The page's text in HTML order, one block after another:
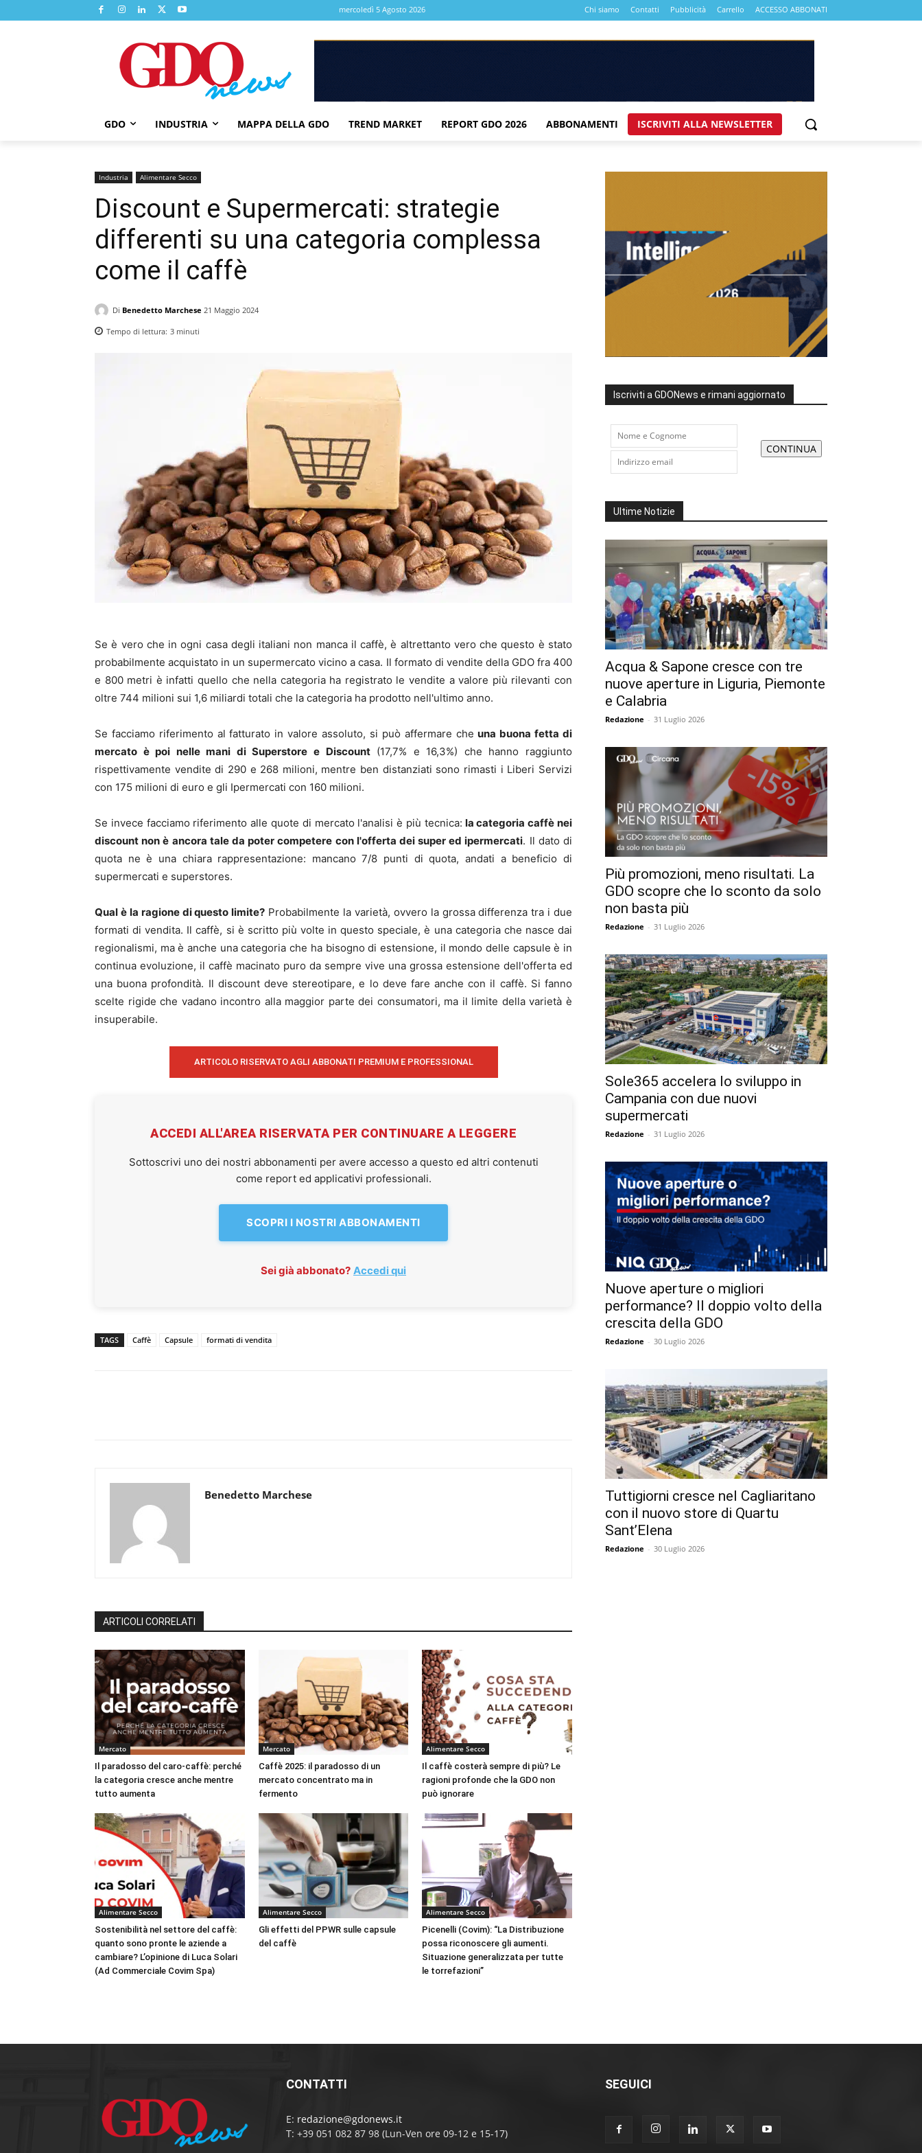
mercoledì 5 Agosto 2026 Chi siamo Contatti Pubblicità Carrello ACCESSO ABBONATI
GDO INDUSTRIA MAPPA DELLA GDO TREND MARKET REPORT GDO 2026 ABBONAMENTI ISCRIVITI ALLA NEWSLETTER
Industria Alimentare Secco
Discount e Supermercati: strategie
differenti su una categoria complessa
come il caffè
Di Benedetto Marchese 21 Maggio 2024
Tempo di lettura: 3 minuti
Se è vero che in ogni casa degli italiani non manca il caffè, è altrettanto vero che questo è stato
probabilmente acquistato in un supermercato vicino a casa. Il formato di vendite della GDO fra 400
e 800 metri è infatti quello che nella categoria ha registrato le vendite a valore più rilevanti con
oltre 744 milioni sui 1,6 miliardi totali che la categoria ha prodotto nell'ultimo anno.
Se facciamo riferimento al fatturato in valore assoluto, si può affermare cheuna buona fetta di
mercato è poi nelle mani di Superstore e Discount(17,7% e 16,3%) che hanno raggiunto
rispettivamente vendite di 290 e 268 milioni, mentre ben distanziati sono rimasti i Liberi Servizi
con 175 milioni di euro e gli Ipermercati con 160 milioni.
Se invece facciamo riferimento alle quote di mercato l'analisi è più tecnica: la categoria caffè nei
discount non è ancora tale da poter competere con l'offerta dei super ed ipermercati. Il dato di
quota ne è una chiara rappresentazione: mancano 7/8 punti di quota, andati a beneficio di
supermercati e superstores.
Qual è la ragione di questo limite? Probabilmente la varietà, ovvero la grossa differenza tra i due
formati di vendita. Il caffè, si è scritto più volte in questo speciale, è una categoria che nasce dai
regionalismi, ma è anche una categoria che ha bisogno di estensione, il mondo delle capsule è in
continua evoluzione, il caffè macinato puro da sempre vive una grossa estensione dell'offerta ed
una buona profondità. Il discount deve stereotipare, e lo deve fare anche con il caffè. Si fanno
scelte rigide che vadano incontro alla maggior parte dei consumatori, ma il limite della varietà è
insuperabile.
ARTICOLO RISERVATO AGLI ABBONATI PREMIUM E PROFESSIONAL
ACCEDI ALL'AREA RISERVATA PER CONTINUARE A LEGGERE
Sottoscrivi uno dei nostri abbonamenti per avere accesso a questo ed altri contenuti
come report ed applicativi professionali.
SCOPRI I NOSTRI ABBONAMENTI
Sei già abbonato? Accedi qui
TAGS Caffè Capsule formati di vendita
Benedetto Marchese
ARTICOLI CORRELATI
Mercato
Il paradosso del caro-caffè: perché
la categoria cresce anche mentre
tutto aumenta
Mercato
Caffè 2025: il paradosso di un
mercato concentrato ma in
fermento
Alimentare Secco
Il caffè costerà sempre di più? Le
ragioni profonde che la GDO non
può ignorare
Alimentare Secco
Sostenibilità nel settore del caffè:
quanto sono pronte le aziende a
cambiare? L’opinione di Luca Solari
(Ad Commerciale Covim Spa)
Alimentare Secco
Gli effetti del PPWR sulle capsule
del caffè
Alimentare Secco
Picenelli (Covim): “La Distribuzione
possa riconoscere gli aumenti.
Situazione generalizzata per tutte
le torrefazioni”
Iscriviti a GDONews e rimani aggiornato
Ultime Notizie
Acqua & Sapone cresce con tre
nuove aperture in Liguria, Piemonte
e Calabria
Redazione - 31 Luglio 2026
Più promozioni, meno risultati. La
GDO scopre che lo sconto da solo
non basta più
Redazione - 31 Luglio 2026
Sole365 accelera lo sviluppo in
Campania con due nuovi
supermercati
Redazione - 31 Luglio 2026
Nuove aperture o migliori
performance? Il doppio volto della
crescita della GDO
Redazione - 30 Luglio 2026
Tuttigiorni cresce nel Cagliaritano
con il nuovo store di Quartu
Sant’Elena
Redazione - 30 Luglio 2026
CONTATTI
E: redazione@gdonews.it
T: +39 051 082 87 98 (Lun-Ven ore 09-12 e 15-17)
SEGUICI